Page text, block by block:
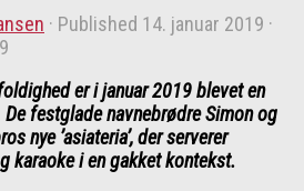
· Published 14. januar 2019 ·
er i januar 2019 blevet en
festglade navnebrødre Simon og
nye ’asiateria’, der serverer
karaoke i en gakket kontekst.